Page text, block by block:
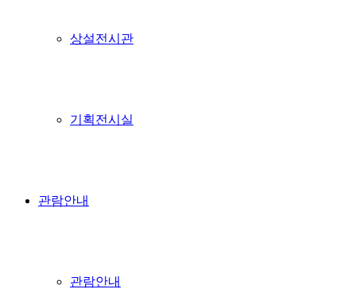
상설전시관
기획전시실
관람안내
관람안내